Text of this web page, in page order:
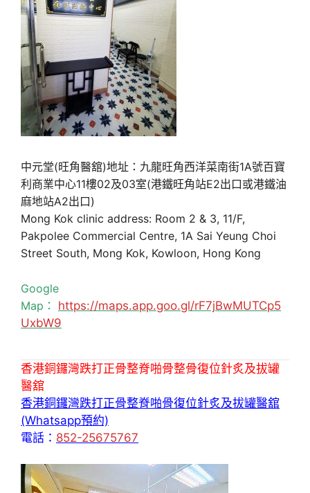
中元堂(旺角醫舘)地址：九龍旺角西洋菜南街1A號百寶
利商業中心11樓02及03室(港鐵旺角站E2出口或港鐵油
麻地站A2出口)
Mong Kok clinic address: Room 2 & 3, 11/F,
Pakpolee Commercial Centre, 1A Sai Yeung Choi
Street South, Mong Kok, Kowloon, Hong Kong
Google
Map： https://maps.app.goo.gl/rF7jBwMUTCp5
UxbW9
香港銅鑼灣跌打正骨整脊啪骨整骨復位針炙及拔罐
醫舘
香港銅鑼灣跌打正骨整脊啪骨復位針炙及拔罐醫舘
(Whatsapp預約)
電話： 852-25675767